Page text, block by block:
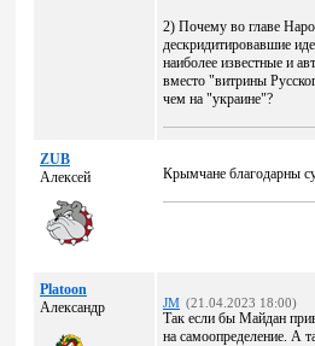
2) Почему во главе
дескридитировавшие
наиболее известные и
вместо "витрины
чем на "украине"?
ZUB
Алексей
Крымчане благодарны
Platoon
Александр
JM (21.04.2023 18:00)
Так если бы Майдан
на самоопределение. А